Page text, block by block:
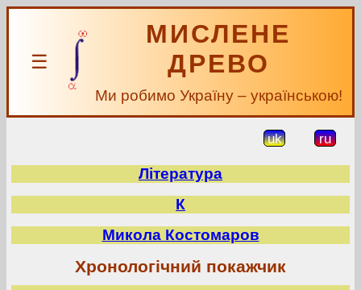
☰
МИСЛЕНЕ
ДРЕВО
Ми робимо Україну – українською!
uk ru
Література
К
Микола Костомаров
Хронологічний покажчик